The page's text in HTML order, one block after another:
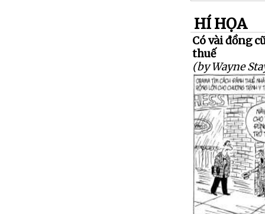
HÍ HỌA
Có vài đồng
thuế
(by Wayne